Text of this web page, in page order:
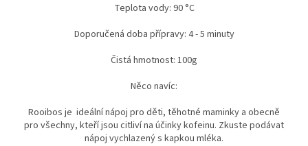
Teplota vody: 90 °C
Doporučená doba přípravy: 4 - 5 minuty
Čistá hmotnost: 100g
Něco navíc:
Rooibos je ideální nápoj pro děti, těhotné maminky a obecně
pro všechny, kteří jsou citliví na účinky kofeinu. Zkuste podávat
nápoj vychlazený s kapkou mléka.